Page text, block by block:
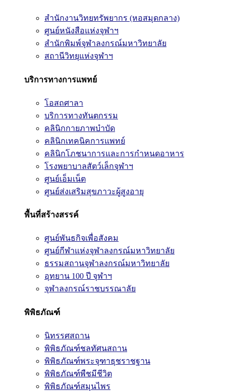
สำนักงานวิทยทรัพยากร (หอสมุดกลาง)
ศูนย์หนังสือแห่งจุฬาฯ
สำนักพิมพ์จุฬาลงกรณ์มหาวิทยาลัย
สถานีวิทยุแห่งจุฬาฯ
บริการทางการแพทย์
โอสถศาลา
บริการทางทันตกรรม
คลินิกกายภาพบำบัด
คลินิกเทคนิคการแพทย์
คลินิกโภชนาการและการกำหนดอาหาร
โรงพยาบาลสัตว์เล็กจุฬาฯ
ศูนย์เอ็มเน็ต
ศูนย์ส่งเสริมสุขภาวะผู้สูงอายุ
พื้นที่สร้างสรรค์
ศูนย์พันธกิจเพื่อสังคม
ศูนย์กีฬาแห่งจุฬาลงกรณ์มหาวิทยาลัย
ธรรมสถานจุฬาลงกรณ์มหาวิทยาลัย
อุทยาน 100 ปี จุฬาฯ
จุฬาลงกรณ์ราชบรรณาลัย
พิพิธภัณฑ์
นิทรรศสถาน
พิพิธภัณฑ์ชลทัศนสถาน
พิพิธภัณฑ์พระจุฑาธุชราชฐาน
พิพิธภัณฑ์พืชมีชีวิต
พิพิธภัณฑ์สมุนไพร